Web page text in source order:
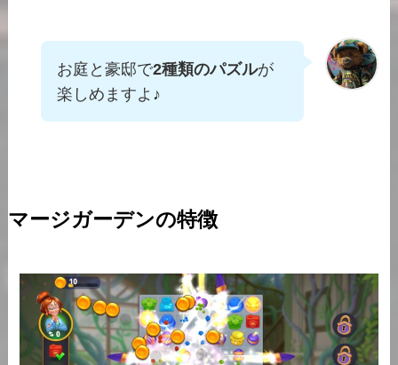
お庭と豪邸で2種類のパズルが
楽しめますよ♪
マージガーデンの特徴